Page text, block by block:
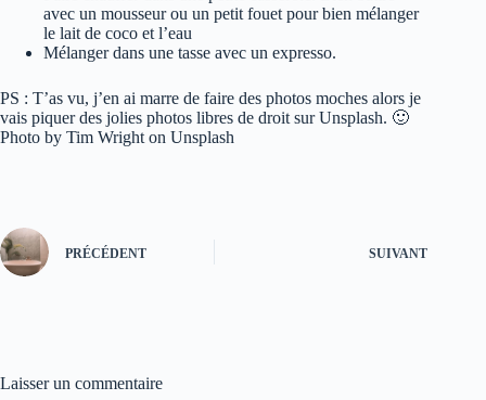
avec un mousseur ou un petit fouet pour bien mélanger
le lait de coco et l’eau
Mélanger dans une tasse avec un expresso.
PS : T’as vu, j’en ai marre de faire des photos moches alors je
vais piquer des jolies photos libres de droit sur Unsplash. 🙂
Photo by Tim Wright on Unsplash
PRÉCÉDENT SUIVANT
Laisser un commentaire